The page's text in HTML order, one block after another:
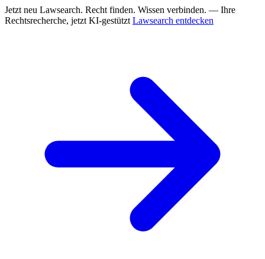
Jetzt neu Lawsearch. Recht finden. Wissen verbinden. — Ihre
Rechtsrecherche, jetzt KI-gestützt Lawsearch entdecken